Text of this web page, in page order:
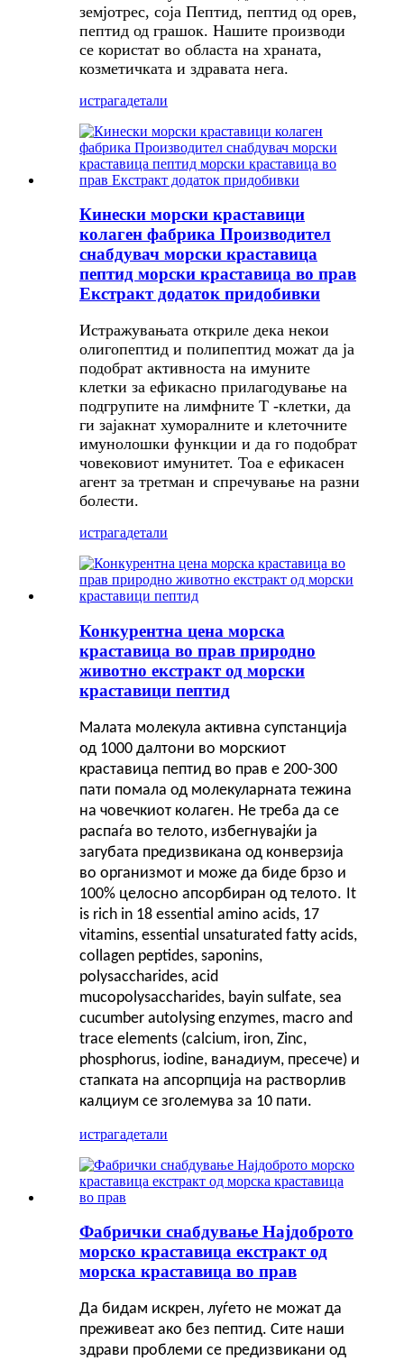
земјотрес, соја Пептид, пептид од орев,
пептид од грашок. Нашите производи
се користат во областа на храната,
козметичката и здравата нега.
истрагадетали
Кинески морски краставици
колаген фабрика Производител
снабдувач морски краставица
пептид морски краставица во прав
Екстракт додаток придобивки
Истражувањата откриле дека некои
олигопептид и полипептид можат да ја
подобрат активноста на имуните
клетки за ефикасно прилагодување на
подгрупите на лимфните Т -клетки, да
ги зајакнат хуморалните и клеточните
имунолошки функции и да го подобрат
човековиот имунитет. Тоа е ефикасен
агент за третман и спречување на разни
болести.
истрагадетали
Конкурентна цена морска
краставица во прав природно
животно екстракт од морски
краставици пептид
Малата молекула активна супстанција
од 1000 далтони во морскиот
краставица пептид во прав е 200-300
пати помала од молекуларната тежина
на човечкиот колаген. Не треба да се
распаѓа во телото, избегнувајќи ја
загубата предизвикана од конверзија
во организмот и може да биде брзо и
100% целосно апсорбиран од телото. It
is rich in 18 essential amino acids, 17
vitamins, essential unsaturated fatty acids,
collagen peptides, saponins,
polysaccharides, acid
mucopolysaccharides, bayin sulfate, sea
cucumber autolysing enzymes, macro and
trace elements (calcium, iron, Zinc,
phosphorus, iodine, ванадиум, пресече) и
стапката на апсорпција на растворлив
калциум се зголемува за 10 пати.
истрагадетали
Фабрички снабдување Најдоброто
морско краставица екстракт од
морска краставица во прав
Да бидам искрен, луѓето не можат да
преживеат ако без пептид. Сите наши
здрави проблеми се предизвикани од